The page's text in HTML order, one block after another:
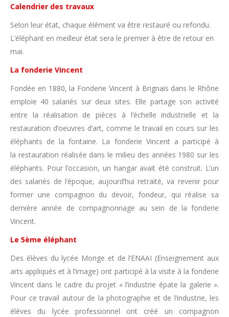
Calendrier des travaux
Selon leur état, chaque élément va être restauré ou refondu.
L’éléphant en meilleur état sera le premier à être de retour en
mai.
La fonderie Vincent
Fondée en 1880, la Fonderie Vincent à Brignais dans le Rhône
emploie 40 salariés sur deux sites. Elle partage son activité
entre la réalisation de pièces à l’échelle industrielle et la
restauration d’oeuvres d’art, comme le travail en cours sur les
éléphants de la fontaine. La fonderie Vincent a participé à
la restauration réalisée dans le milieu des années 1980 sur les
éléphants. Pour l’occasion, un hangar avait été construit. L’un
des salariés de l’époque, aujourd’hui retraité, va revenir pour
former une compagnon du devoir, fondeur, qui réalise sa
dernière année de compagnonnage au sein de la fonderie
Vincent.
Le 5ème éléphant
Des élèves du lycée Monge et de l’ENAAI (Enseignement aux
arts appliqués et à l’image) ont participé à la visite à la fonderie
Vincent dans le cadre du projet « l’industrie épate la galerie ».
Pour ce travail autour de la photographie et de l’industrie, les
élèves du lycée professionnel ont créé un compagnon